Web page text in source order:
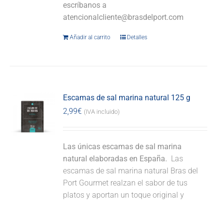
escríbanos a
atencionalcliente@brasdelport.com
Añadir al carrito Detalles
Escamas de sal marina natural 125 g
2,99€ (IVA incluido)
Las únicas escamas de sal marina
natural elaboradas en España. Las
escamas de sal marina natural Bras del
Port Gourmet realzan el sabor de tus
platos y aportan un toque original y